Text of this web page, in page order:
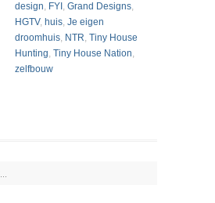
design, FYI , Grand Designs,
HGTV, huis, Je eigen
droomhuis, NTR, Tiny House
Hunting, Tiny House Nation,
zelfbouw